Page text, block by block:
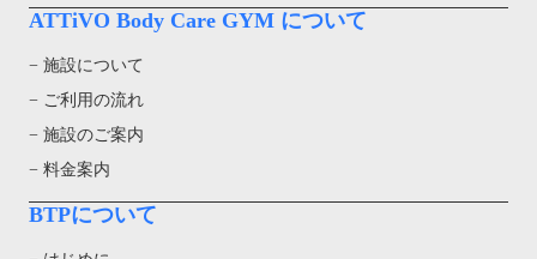
ATTiVO Body Care GYM について
− 施設について
− ご利用の流れ
− 施設のご案内
− 料金案内
BTPについて